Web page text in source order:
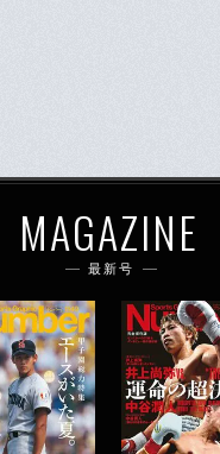
MAGAZINE
最新号